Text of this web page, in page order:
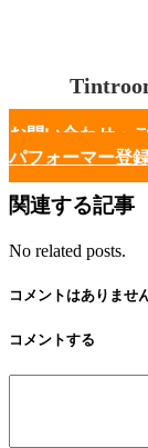
お問い合わせ・
パフォーマー登
関連する記事
No related posts.
コメントはありませ
コメントする